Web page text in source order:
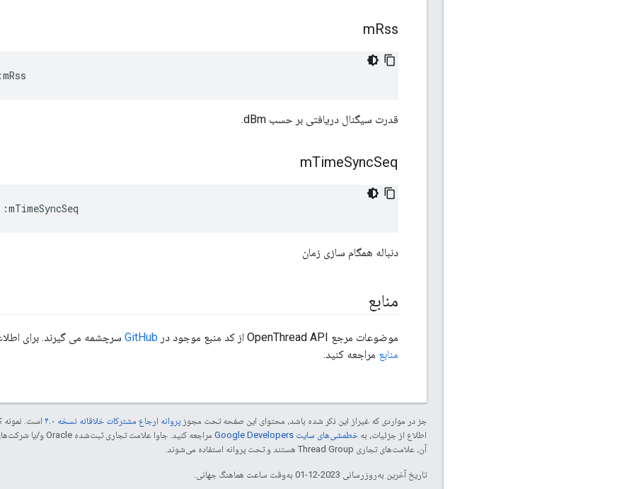
mRss
mRss
قدرت سیگنال دریافتی بر حسب dBm.
mTimeSyncSeq
mTimeSyncSeq
دنباله همگام سازی زمان
منابع
موضوعات مرجع OpenThread API از کد منبع موجود در GitHub سرچشمه می گیرند. برای
منابع مراجعه کنید.
جز در مواردی که غیراز این ذکر شده باشد، محتوای این صفحه تحت مجوز پروانه ارجاع مشترکات خلاقانه نسخه ۴.۰ است. نمونه
اطلاع از جزئیات، به خطمشی‌های سایت Google Developers‏
آن، علامت‌های تجاری Thread Group هستند و تحت پروانه استفاده می‌شوند.
تاریخ آخرین به‌روزرسانی 2023-12-01 به‌وقت ساعت هماهنگ جهانی.